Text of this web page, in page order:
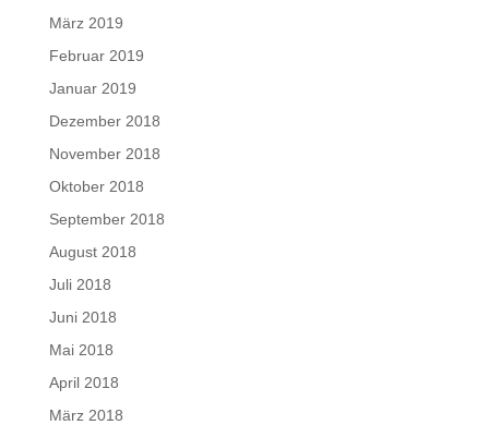
März 2019
Februar 2019
Januar 2019
Dezember 2018
November 2018
Oktober 2018
September 2018
August 2018
Juli 2018
Juni 2018
Mai 2018
April 2018
März 2018